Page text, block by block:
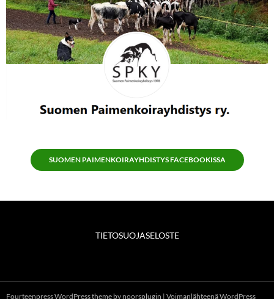
SUOMEN PAIMENKOIRAYHDISTYS FACEBOOKISSA
TIETOSUOJASELOSTE
Fourteenpress WordPress theme by noorsplugin | Voimanlähteenä WordPress